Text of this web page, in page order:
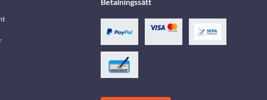
Betalningssätt